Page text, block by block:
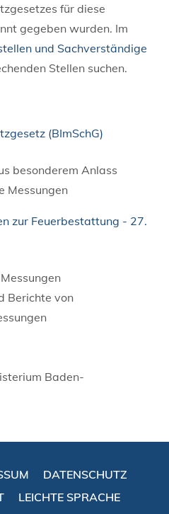
für diese
gegeben wurden. Im
und Sachverständige
Stellen suchen.
(BImSchG)
besonderem Anlass
Messungen
zur Feuerbestattung - 27.
Berichte von
Baden-
DATENSCHUTZ
LEICHTE SPRACHE